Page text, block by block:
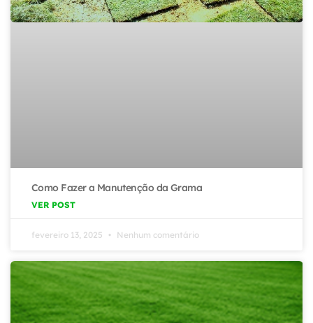
Como Fazer a Manutenção da Grama
VER POST
fevereiro 13, 2025 Nenhum comentário